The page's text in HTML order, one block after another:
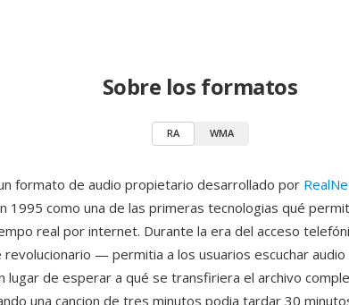
Sobre los formatos
RA WMA
formato de audio propietario desarrollado por
1995 como una de las primeras tecnologias qué
real por internet. Durante la era del acceso
revolucionario — permitia a los usuarios escuchar
lugar de esperar a qué se transfiriera el archivo
una cancion de tres minutos podia tardar 30